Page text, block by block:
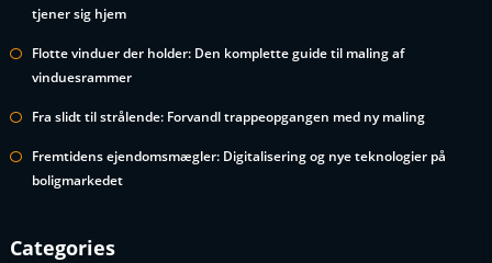
tjener sig hjem
Flotte vinduer der holder: Den komplette guide til maling af
vinduesrammer
Fra slidt til strålende: Forvandl trappeopgangen med ny maling
Fremtidens ejendomsmægler: Digitalisering og nye teknologier på
boligmarkedet
Categories